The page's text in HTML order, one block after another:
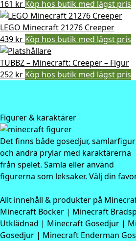
161 kr Köp hos butik med lägst pris
LEGO Minecraft 21276 Creeper
439 kr Köp hos butik med lägst pris
TUBBZ – Minecraft: Creeper – Figur
252 kr Köp hos butik med lägst pris
Figurer & karaktärer
Det finns både gosedjur,
och andra prylar med karaktärerna
från spelet. Samla eller använd
figurerna som leksaker. Välj din
Allt innehåll & produkter på
Minecraft Böcker | Minecraft
Utklädnad | Minecraft Gosedjur |
Gosedjur | Minecraft Enderman